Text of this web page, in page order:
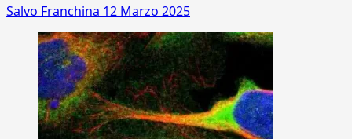
Salvo Franchina 12 Marzo 2025